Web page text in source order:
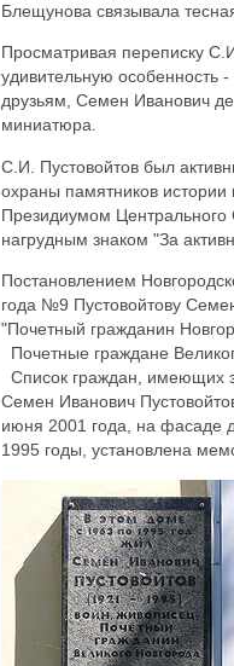
Блещунова связывала
Просматривая переписку
удивительную особенность
друзьям, Семен Иванович
миниатюра.
С.И. Пустовойтов был
охраны памятников истории
Президиумом
нагрудным знаком "За
Постановлением
года №9 Пустовойтову
"Почетный гражданин
Почетные граждане
Список граждан, имеющих
Семен Иванович
июня 2001 года, на фасаде
1995 годы, установлена